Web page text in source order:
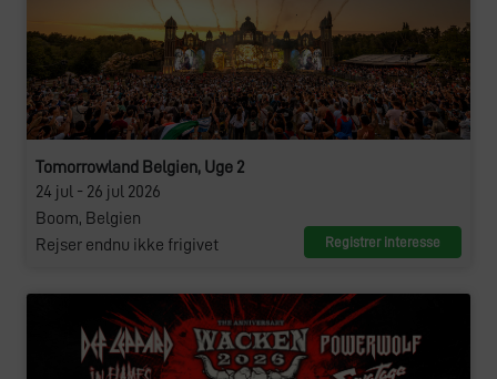
Tomorrowland Belgien, Uge 2
24 jul - 26 jul 2026
Boom, Belgien
Rejser endnu ikke frigivet
Registrer interesse